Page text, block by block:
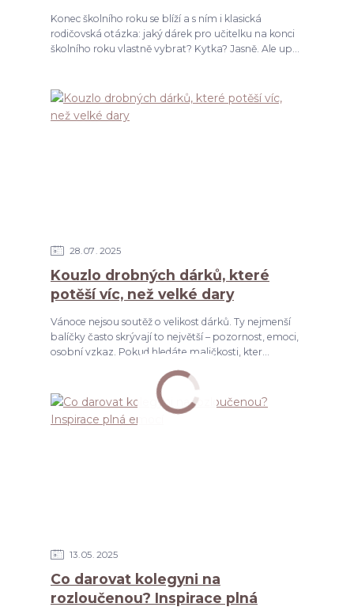
Konec školního roku se blíží a s ním i klasická
rodičovská otázka: jaký dárek pro učitelku na konci
školního roku vlastně vybrat? Kytka? Jasně. Ale up...
28 07 2025
Kouzlo drobných dárků, které
potěší víc, než velké dary
Vánoce nejsou soutěž o velikost dárků. Ty nejmenší
balíčky často skrývají to největší – pozornost, emoci,
osobní vzkaz. Pokud hledáte maličkosti, kter...
13 05 2025
Co darovat kolegyni na
rozloučenou? Inspirace plná